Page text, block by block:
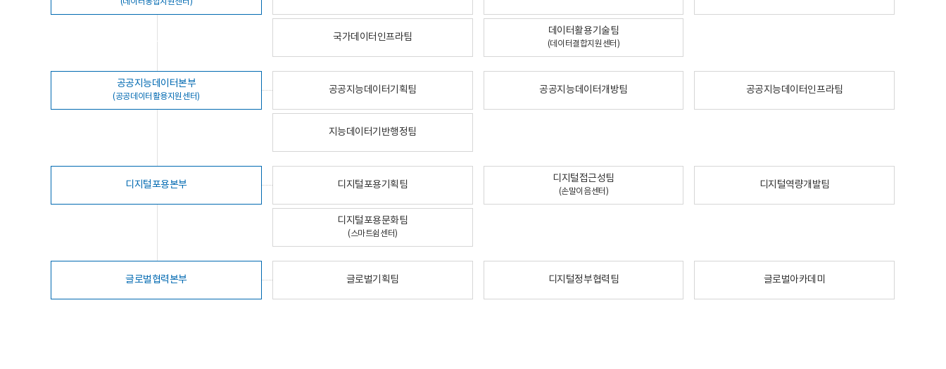
국가데이터인프라팀
데이터활용기술팀
(데이터결합지원센터)
공공지능데이터본부
(공공데이터활용지원센터)
공공지능데이터기획팀 공공지능데이터개방팀 공공지능데이터인프라팀
지능데이터기반행정팀
디지털포용본부 디지털포용기획팀
디지털접근성팀
(손말이음센터)
디지털역량개발팀
디지털포용문화팀
(스마트쉼센터)
글로벌협력본부 글로벌기획팀 디지털정부협력팀 글로벌아카데미